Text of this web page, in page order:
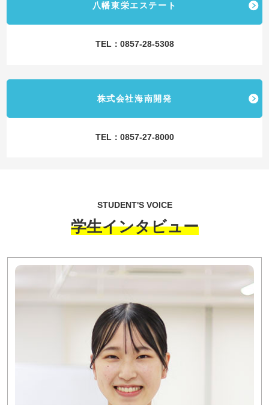
八幡東栄エステート
TEL：0857-28-5308
株式会社海南開発
TEL：0857-27-8000
STUDENT'S VOICE
学生インタビュー